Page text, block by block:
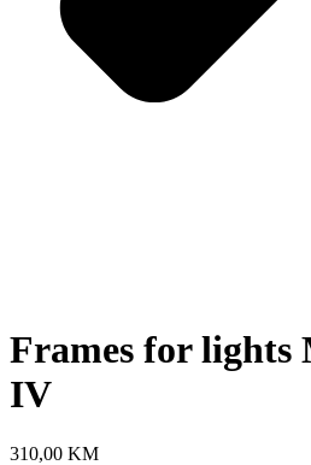
Frames for lights
IV
310,00 KM